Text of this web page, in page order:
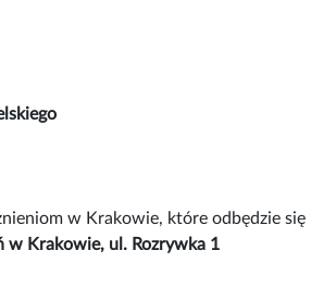
w Krakowie, które odbędzie się
w Krakowie, ul. Rozrywka 1